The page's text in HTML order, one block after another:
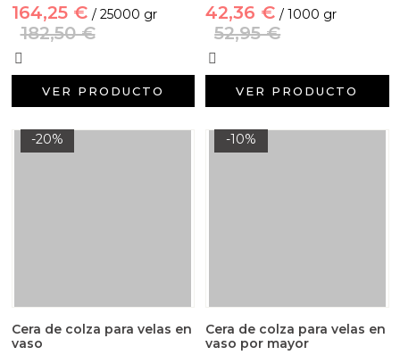
164,25 € / 25000 gr
182,50 €
VER PRODUCTO
42,36 € / 1000 gr
52,95 €
VER PRODUCTO
-20%
Cera de colza para velas en
vaso
-10%
Cera de colza para velas en
vaso por mayor